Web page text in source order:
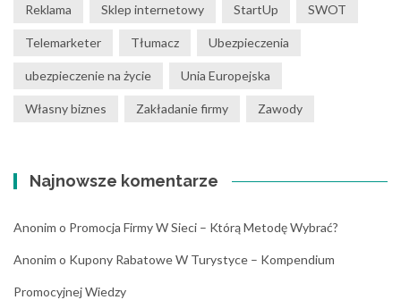
Reklama Sklep internetowy StartUp SWOT
Telemarketer Tłumacz Ubezpieczenia
ubezpieczenie na życie Unia Europejska
Własny biznes Zakładanie firmy Zawody
Najnowsze komentarze
Anonim o Promocja Firmy W Sieci – Którą Metodę Wybrać?
Anonim o Kupony Rabatowe W Turystyce – Kompendium
Promocyjnej Wiedzy